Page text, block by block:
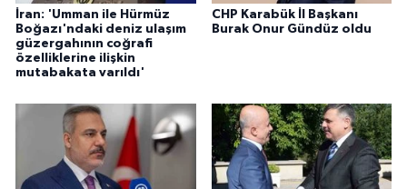
İran: 'Umman ile Hürmüz
Boğazı'ndaki deniz ulaşım
güzergahının coğrafi
özelliklerine ilişkin
mutabakata varıldı'
CHP Karabük İl Başkanı
Burak Onur Gündüz oldu